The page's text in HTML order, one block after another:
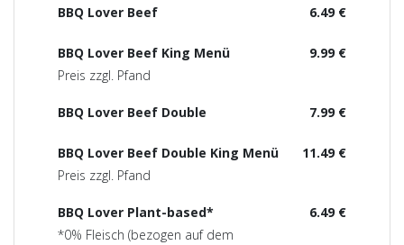
6.49 €
BBQ Lover Beef
9.99 €
BBQ Lover Beef King Menü
Preis zzgl. Pfand
7.99 €
BBQ Lover Beef Double
11.49 €
BBQ Lover Beef Double King Menü
Preis zzgl. Pfand
6.49 €
BBQ Lover Plant-based*
*0% Fleisch (bezogen auf dem